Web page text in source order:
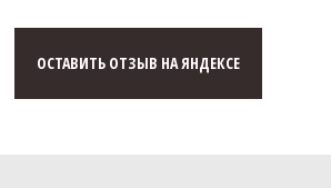
ОСТАВИТЬ ОТЗЫВ НА ЯНДЕКСЕ